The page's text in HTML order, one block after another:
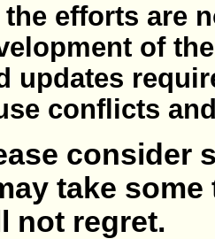
efforts are
of
updates
conflicts
consider
take
not regret.